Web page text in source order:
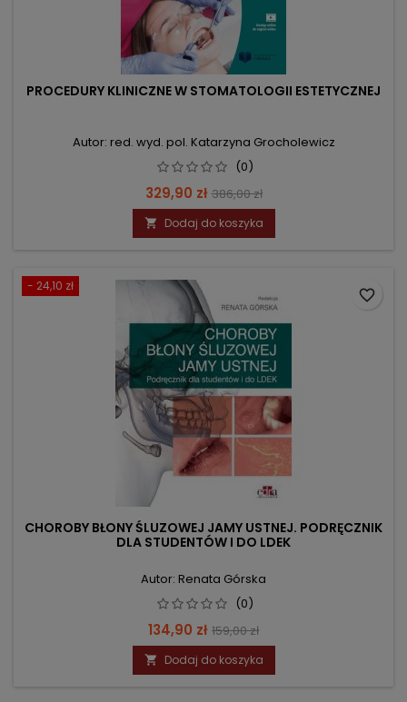
PROCEDURY KLINICZNE W STOMATOLOGII ESTETYCZNEJ
Autor: red. wyd. pol. Katarzyna Grocholewicz
(0)
Cena
329,90 zł Cena
podstawowa
386,00 zł
 Dodaj do koszyka
- 24,10 zł
CHOROBY BŁONY ŚLUZOWEJ JAMY USTNEJ. PODRĘCZNIK
DLA STUDENTÓW I DO LDEK
Autor: Renata Górska
(0)
Cena
134,90 zł Cena
podstawowa
159,00 zł
 Dodaj do koszyka
favorite_border